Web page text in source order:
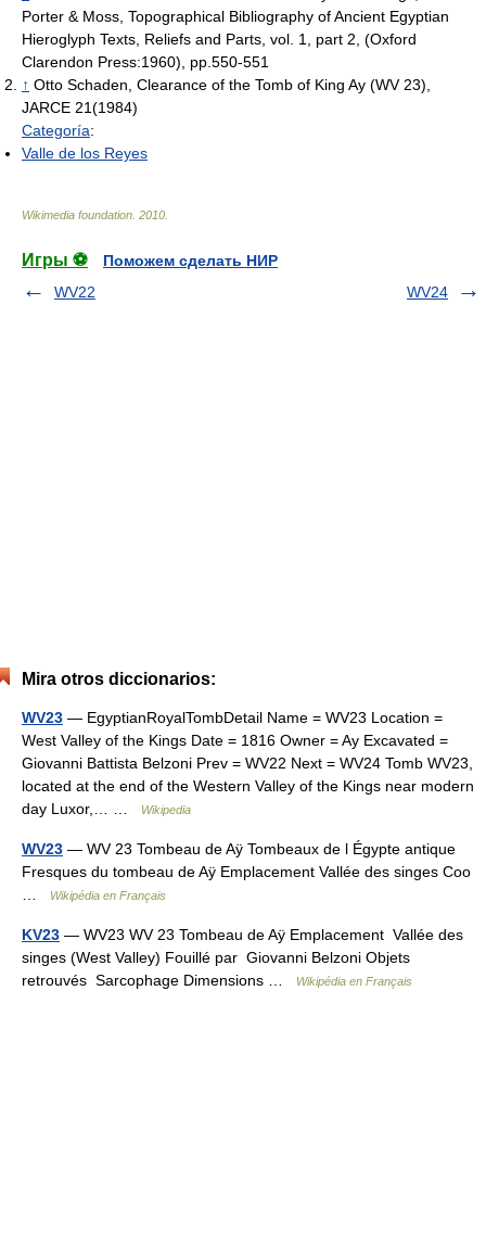
Porter & Moss, Topographical Bibliography of Ancient Egyptian
Hieroglyph Texts, Reliefs and Parts, vol. 1, part 2, (Oxford
Clarendon Press:1960), pp.550-551
↑ Otto Schaden, Clearance of the Tomb of King Ay (WV 23),
JARCE 21(1984)
Categoría:
Valle de los Reyes
Wikimedia foundation 2010
Игры ⚽
Поможем сделать НИР
WV22
WV24
Mira otros diccionarios:
WV23 — EgyptianRoyalTombDetail Name = WV23 Location =
West Valley of the Kings Date = 1816 Owner = Ay Excavated =
Giovanni Battista Belzoni Prev = WV22 Next = WV24 Tomb WV23,
located at the end of the Western Valley of the Kings near modern
day Luxor,… …
Wikipedia
WV23 — WV 23 Tombeau de Aÿ Tombeaux de l Égypte antique
Fresques du tombeau de Aÿ Emplacement Vallée des singes Coo
Wikipédia en Français
KV23 — WV23 WV 23 Tombeau de Aÿ Emplacement Vallée des
singes (West Valley) Fouillé par Giovanni Belzoni Objets
retrouvés Sarcophage Dimensions …
Wikipédia en Français